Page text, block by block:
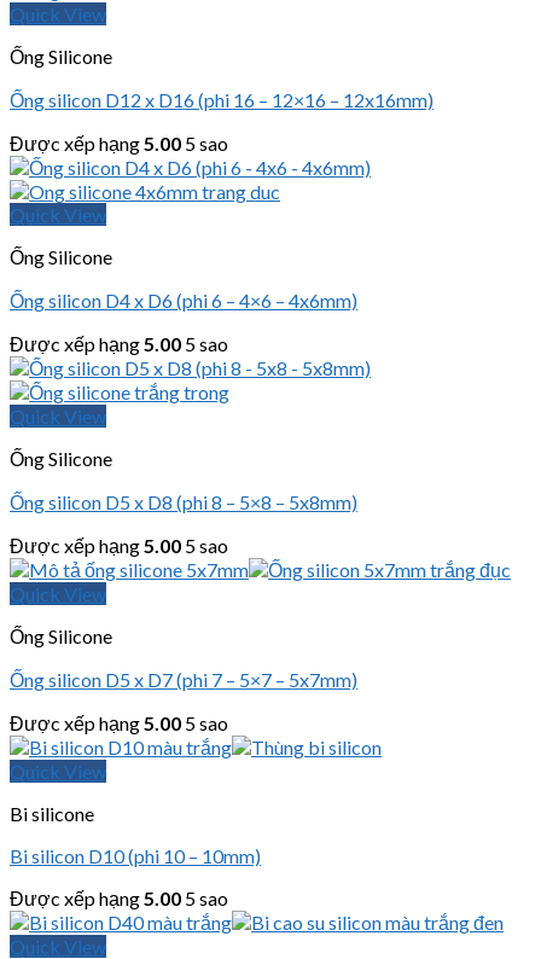
Quick View
Ống Silicone
Ống silicon D12 x D16 (phi 16 – 12×16 – 12x16mm)
Được xếp hạng 5.00 5 sao
Quick View
Ống Silicone
Ống silicon D4 x D6 (phi 6 – 4×6 – 4x6mm)
Được xếp hạng 5.00 5 sao
Quick View
Ống Silicone
Ống silicon D5 x D8 (phi 8 – 5×8 – 5x8mm)
Được xếp hạng 5.00 5 sao
Quick View
Ống Silicone
Ống silicon D5 x D7 (phi 7 – 5×7 – 5x7mm)
Được xếp hạng 5.00 5 sao
Quick View
Bi silicone
Bi silicon D10 (phi 10 – 10mm)
Được xếp hạng 5.00 5 sao
Quick View